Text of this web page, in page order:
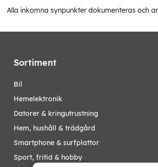
Alla inkomna synpunkter dokumenteras och
Sortiment
bil
hemelektronik
datorer & kringutrustning
hem, hushåll & trädgård
smartphone & surfplattor
sport, fritid & hobby